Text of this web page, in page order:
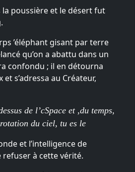
poussière et le désert fut
’éléphant gisant par terre
qu’on a abattu dans un
confondu ; il en détourna
s’adressa au Créateur,
de l’cSpace et ,du temps,
du ciel, tu es le
et l’intelligence de
refuser à cette vérité.